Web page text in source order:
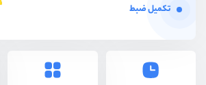
تکمیل ضبط